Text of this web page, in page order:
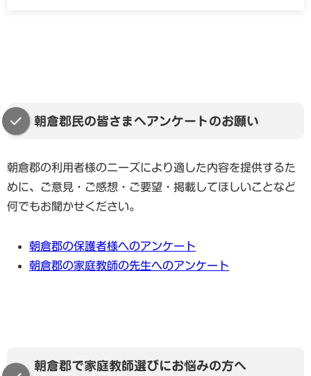
「わかるところ」まで大胆に遡ります。一対一の指導
だからこそ、教科ごとの理解度に合わせて、ある教科
全オーダーメイドのカリキュラムで進めることが可能
です。
筋を私たちが提示することで、お子さんは迷うことな
く目の前の課題に集中できるようになります。無理な
くなった原因」を一緒に探すところから始めてみませ
朝倉郡民の皆さまへアンケートのお願い
朝倉郡の利用者様のニーズにより適した内容を提供するた
めに、ご意見・ご感想・ご要望・掲載してほしいことなど
何でもお聞かせください。
朝倉郡の保護者様へのアンケート
朝倉郡の家庭教師の先生へのアンケート
朝倉郡で家庭教師選びにお悩みの方へ